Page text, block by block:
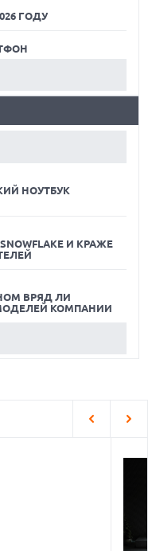
ГОДУ
В 2026 ГОДУ
ГОДУ
В 2026 ГОДУ
НОУТБУК
И КРАЖЕ
ВРЯД ЛИ
КОМПАНИИ
В 2026 ГОДУ И